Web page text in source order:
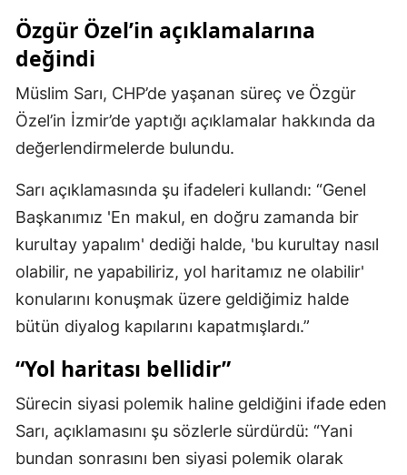
Kocaeli
Konya
Kütahya
Malatya
Manisa
Kahramanmaraş
Muğla
Nevşehir
Özgür Özel’in açıklamalarına
değindi
Müslim Sarı, CHP’de yaşanan süreç ve Özgür
Özel’in İzmir’de yaptığı açıklamalar hakkında da
değerlendirmelerde bulundu.
Sarı açıklamasında şu ifadeleri kullandı: “Genel
Başkanımız 'En makul, en doğru zamanda bir
kurultay yapalım' dediği halde, 'bu kurultay nasıl
olabilir, ne yapabiliriz, yol haritamız ne olabilir'
konularını konuşmak üzere geldiğimiz halde
bütün diyalog kapılarını kapatmışlardı.”
“Yol haritası bellidir”
Sürecin siyasi polemik haline geldiğini ifade eden
Sarı, açıklamasını şu sözlerle sürdürdü: “Yani
bundan sonrasını ben siyasi polemik olarak